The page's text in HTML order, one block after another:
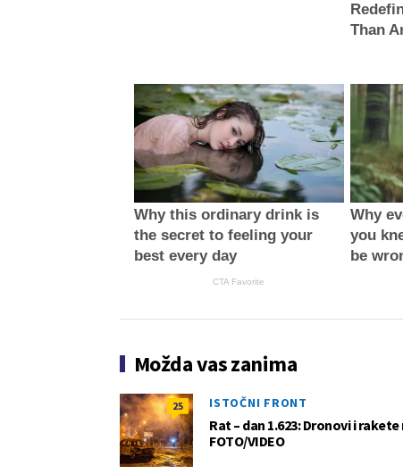
Than
Why this ordinary drink is
the secret to feeling your
best every day
CTA Favorite
Why
you
be
Možda vas zanima
25 ISTOČNI FRONT
Rat – dan 1.623: Dronovi i
FOTO/VIDEO